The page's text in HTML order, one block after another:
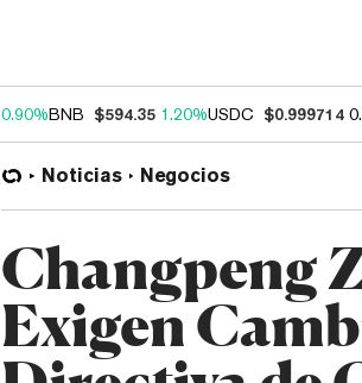
0.90%BNB $594.35 1.20%USDC $0.999714
Noticias Negocios
Changpeng
Exigen